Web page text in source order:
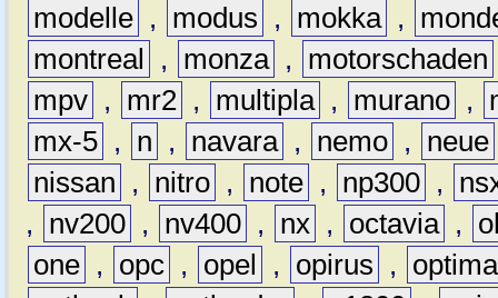
modelle , modus , mokka ,
montreal
, monza , motorschaden
mpv , mr2 , multipla , murano ,
mx-5 , n , navara , nemo , neue
nissan
, nitro , note , np300 ,
,
nv200 , nv400 , nx , octavia ,
one , opc , opel , opirus ,
optima